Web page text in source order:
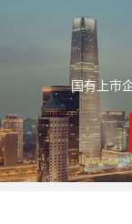
国有上市